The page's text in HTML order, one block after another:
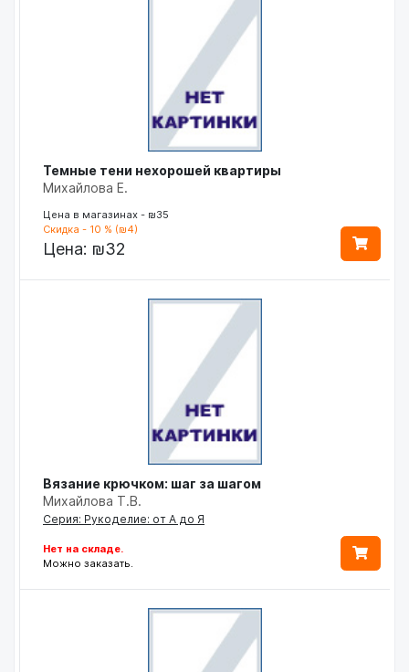
Темные тени нехорошей квартиры
Михайлова Е.
Цена в магазинах - ₪35
Скидка - 10 % (₪4)
Цена: ₪32
Вязание крючком: шаг за шагом
Михайлова Т.В.
Серия: Рукоделие: от А до Я
Нет на складе.
Можно заказать.